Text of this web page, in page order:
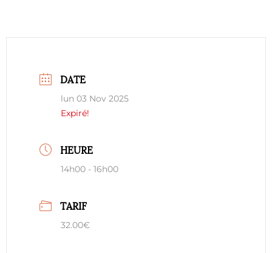
DATE
lun 03 Nov 2025
Expiré!
HEURE
14h00 - 16h00
TARIF
32.00€